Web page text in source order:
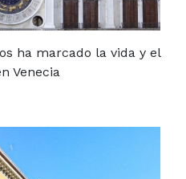
ha marcado la vida y el
Venecia